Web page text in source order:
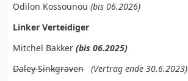
Odilon Kossounou (bis 06.2026)
Linker Verteidiger
Mitchel Bakker (bis 06.2025)
Daley Sinkgraven
(Vertrag ende 30.6.2023)